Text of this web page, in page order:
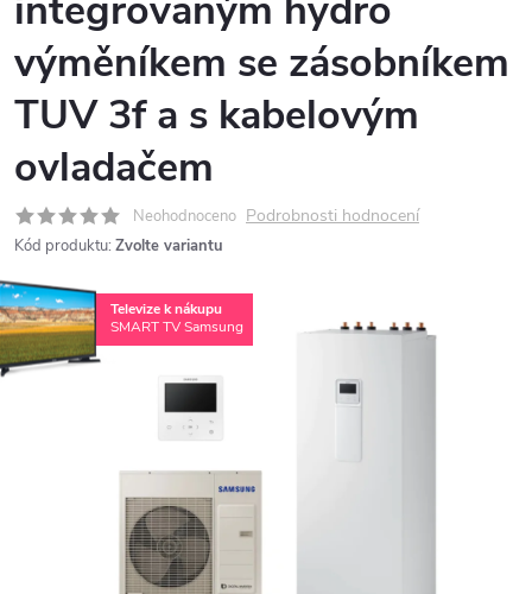
výměníkem se zásobníkem
TUV 3f a s kabelovým
ovladačem
Neohodnoceno Podrobnosti hodnocení
Kód produktu: Zvolte variantu
Televize k nákupu
SMART TV Samsung